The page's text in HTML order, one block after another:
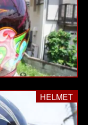
HELMET